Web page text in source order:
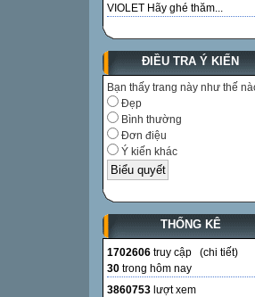
VIOLET Hãy ghé thăm...
ĐIỀU TRA Ý KIẾN
Bạn thấy trang này như thế
Đẹp
Bình thường
Đơn điệu
Ý kiến khác
THỐNG KÊ
1702606 truy cập (chi tiết)
30 trong hôm nay
3860753 lượt xem